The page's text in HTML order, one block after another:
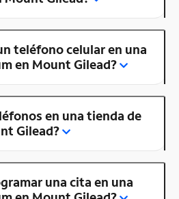
teléfono celular en una
en Mount Gilead?
en una tienda de
Gilead?
una cita en una